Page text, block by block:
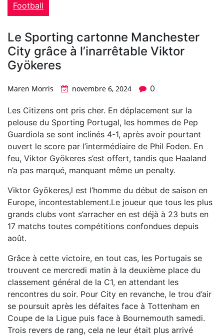
Football
Le Sporting cartonne Manchester
City grâce à l’inarrêtable Viktor
Gyökeres
Maren Morris novembre 6, 2024 0
Les Citizens ont pris cher. En déplacement sur la
pelouse du Sporting Portugal, les hommes de Pep
Guardiola se sont inclinés 4-1, après avoir pourtant
ouvert le score par l’intermédiaire de Phil Foden. En
feu, Viktor Gyökeres s’est offert, tandis que Haaland
n’a pas marqué, manquant même un penalty.
Viktor Gyökeres,l est l’homme du début de saison en
Europe, incontestablement.Le joueur que tous les plus
grands clubs vont s’arracher en est déjà à 23 buts en
17 matchs toutes compétitions confondues depuis
août.
Grâce à cette victoire, en tout cas, les Portugais se
trouvent ce mercredi matin à la deuxième place du
classement général de la C1, en attendant les
rencontres du soir. Pour City en revanche, le trou d’air
se poursuit après les défaites face à Tottenham en
Coupe de la Ligue puis face à Bournemouth samedi.
Trois revers de rang, cela ne leur était plus arrivé